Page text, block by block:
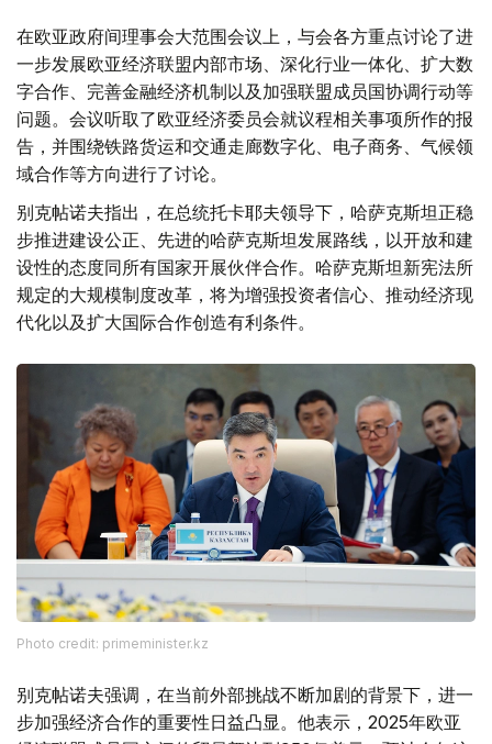
在欧亚政府间理事会大范围会议上，与会各方重点讨论了进
一步发展欧亚经济联盟内部市场、深化行业一体化、扩大数
字合作、完善金融经济机制以及加强联盟成员国协调行动等
问题。会议听取了欧亚经济委员会就议程相关事项所作的报
告，并围绕铁路货运和交通走廊数字化、电子商务、气候领
域合作等方向进行了讨论。
别克帖诺夫指出，在总统托卡耶夫领导下，哈萨克斯坦正稳
步推进建设公正、先进的哈萨克斯坦发展路线，以开放和建
设性的态度同所有国家开展伙伴合作。哈萨克斯坦新宪法所
规定的大规模制度改革，将为增强投资者信心、推动经济现
代化以及扩大国际合作创造有利条件。
Photo credit: primeminister.kz
别克帖诺夫强调，在当前外部挑战不断加剧的背景下，进一
步加强经济合作的重要性日益凸显。他表示，2025年欧亚